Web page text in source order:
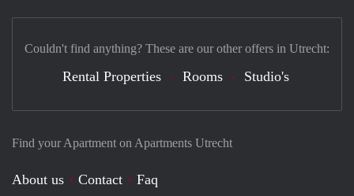
Find your Apartment on Apartments Utrecht
About us Contact Faq
Couldn't find anything? These are our other offers in Utrecht:
Rental Properties Rooms Studio's